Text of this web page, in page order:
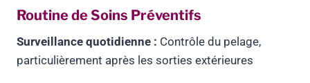
Routine de Soins Préventifs
Surveillance quotidienne : Contrôle du pelage,
particulièrement après les sorties extérieures